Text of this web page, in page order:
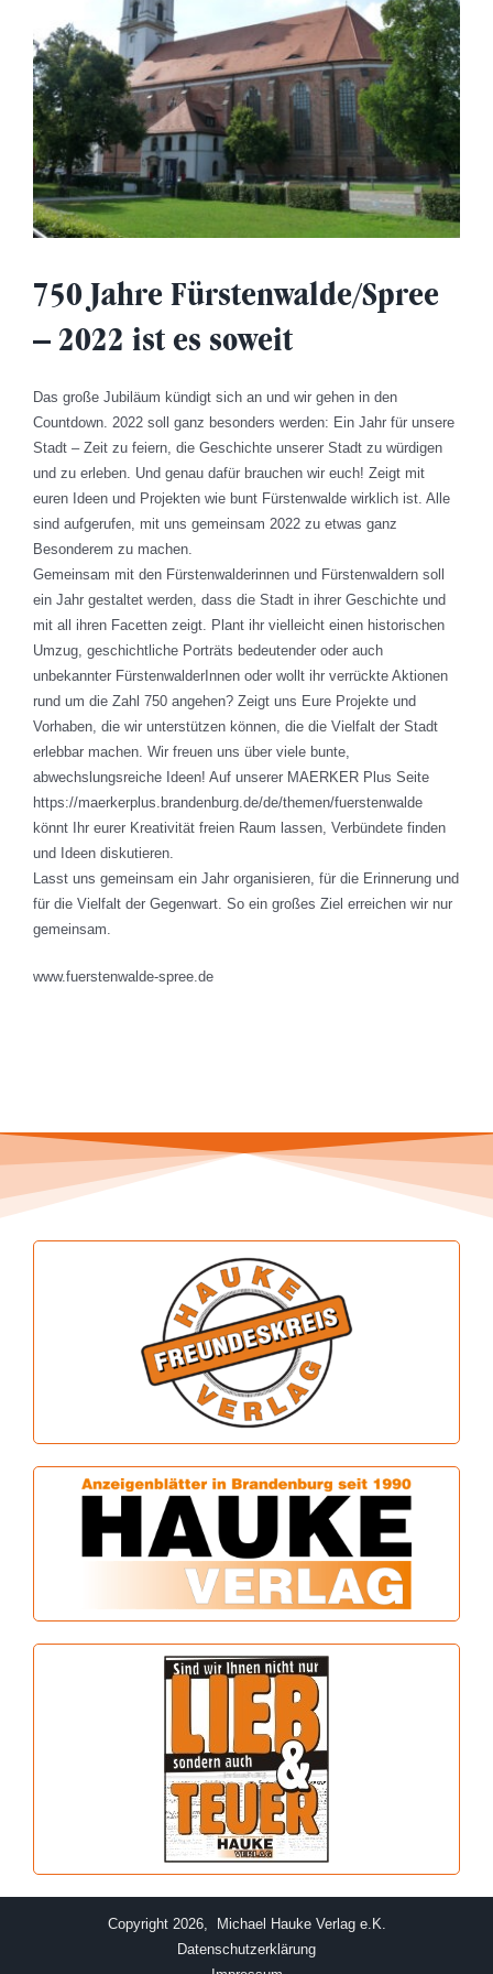
750 Jahre Fürstenwalde/Spree
– 2022 ist es soweit
Das große Jubiläum kündigt sich an und wir gehen in den
Countdown. 2022 soll ganz besonders werden: Ein Jahr für unsere
Stadt – Zeit zu feiern, die Geschichte unserer Stadt zu würdigen
und zu erleben. Und genau dafür brauchen wir euch! Zeigt mit
euren Ideen und Projekten wie bunt Fürstenwalde wirklich ist. Alle
sind aufgerufen, mit uns gemeinsam 2022 zu etwas ganz
Besonderem zu machen.
Gemeinsam mit den Fürstenwalderinnen und Fürstenwaldern soll
ein Jahr gestaltet werden, dass die Stadt in ihrer Geschichte und
mit all ihren Facetten zeigt. Plant ihr vielleicht einen historischen
Umzug, geschichtliche Porträts bedeutender oder auch
unbekannter FürstenwalderInnen oder wollt ihr verrückte Aktionen
rund um die Zahl 750 angehen? Zeigt uns Eure Projekte und
Vorhaben, die wir unterstützen können, die die Vielfalt der Stadt
erlebbar machen. Wir freuen uns über viele bunte,
abwechslungsreiche Ideen! Auf unserer MAERKER Plus Seite
https://maerkerplus.brandenburg.de/de/themen/fuerstenwalde
könnt Ihr eurer Kreativität freien Raum lassen, Verbündete finden
und Ideen diskutieren.
Lasst uns gemeinsam ein Jahr organisieren, für die Erinnerung und
für die Vielfalt der Gegenwart. So ein großes Ziel erreichen wir nur
gemeinsam.
www.fuerstenwalde-spree.de
Copyright 2026, Michael Hauke Verlag e.K.
Datenschutzerklärung